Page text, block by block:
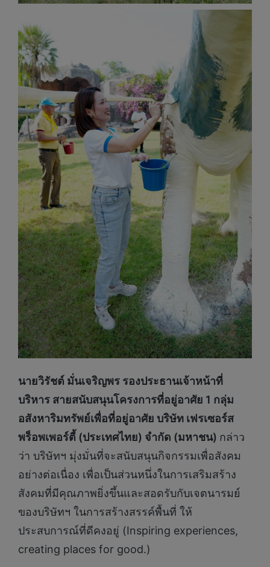
นายวิรัชต์ มั่นเจริญพร รองประธานเจ้าหน้าที่
บริหาร สายสนับสนุนโครงการที่อยู่อาศัย 1 กลุ่ม
อสังหาริมทรัพย์เพื่อที่อยู่อาศัย บริษัท เฟรเซอร์ส
พร็อพเพอร์ตี้ (ประเทศไทย) จำกัด (มหาชน) กล่าว
ว่า บริษัทฯ มุ่งมั่นที่จะสนับสนุนกิจกรรมเพื่อสังคม
อย่างต่อเนื่อง เพื่อเป็นส่วนหนึ่งในการเสริมสร้าง
สังคมที่มีคุณภาพยิ่งขึ้นและสอดรับกับเจตนารมย์
ของบริษัทฯ ในการสร้างสรรค์พื้นที่ ให้
ประสบการณ์ที่ดีคงอยู่ (Inspiring experiences,
creating places for good.)